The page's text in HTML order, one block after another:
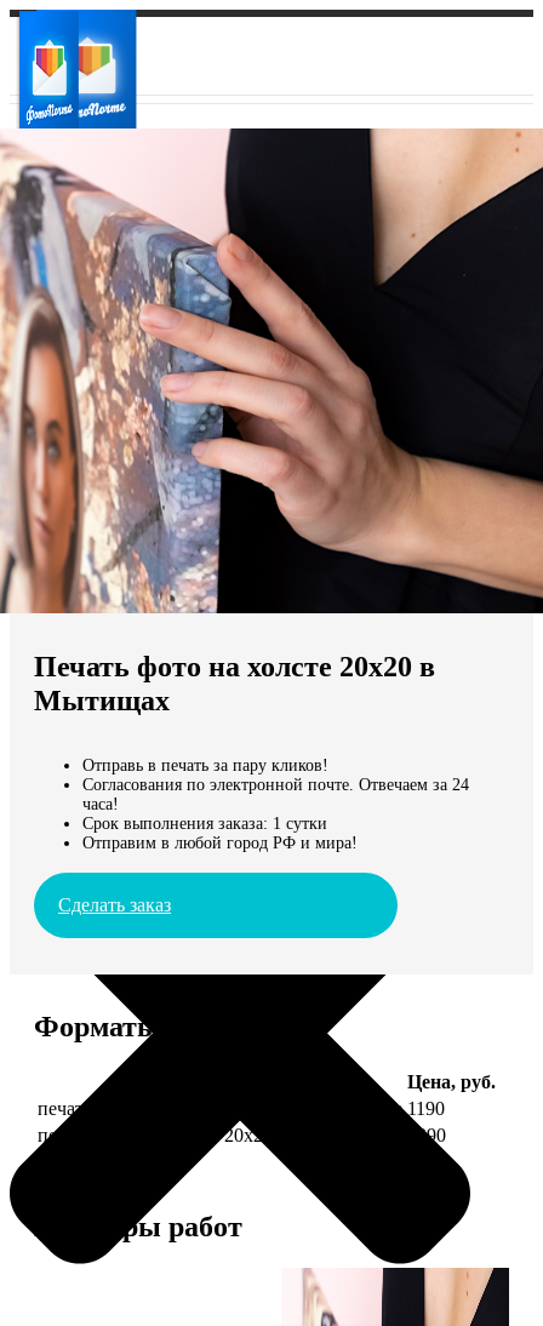
Ваш город:
Ваш регион доставки
Выберите из списка:
Мы доставляем по всему миру
Продолжить без города
Печать фото на холсте 20х20 в
Мытищах
Отправь в печать за пару кликов!
Согласования по электронной почте. Отвечаем за 24
часа!
Срок выполнения заказа: 1 сутки
Отправим в любой город РФ и мира!
Сделать заказ
Форматы и цены
Цена, руб.
печать фото на холсте 20х20 на подрамнике 1190
печать фото на холсте 20х20 в раме
3990
Примеры работ